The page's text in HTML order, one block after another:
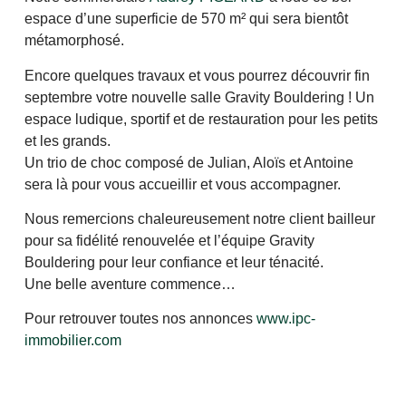
espace d’une superficie de 570 m² qui sera bientôt
métamorphosé.
Encore quelques travaux et vous pourrez découvrir fin
septembre votre nouvelle salle Gravity Bouldering ! Un
espace ludique, sportif et de restauration pour les petits
et les grands.
Un trio de choc composé de Julian, Aloïs et Antoine
sera là pour vous accueillir et vous accompagner.
Nous remercions chaleureusement notre client bailleur
pour sa fidélité renouvelée et l’équipe Gravity
Bouldering pour leur confiance et leur ténacité.
Une belle aventure commence…
Pour retrouver toutes nos annonceswww.ipc-
immobilier.com